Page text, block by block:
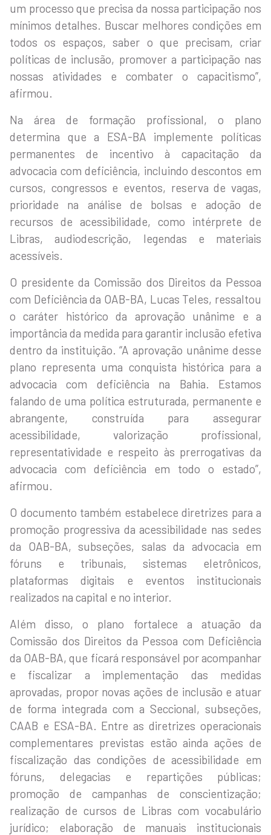
um processo que precisa da nossa participação nos
mínimos detalhes. Buscar melhores condições em
todos os espaços, saber o que precisam, criar
políticas de inclusão, promover a participação nas
nossas atividades e combater o capacitismo”,
afirmou.
Na área de formação profissional, o plano
determina que a ESA-BA implemente políticas
permanentes de incentivo à capacitação da
advocacia com deficiência, incluindo descontos em
cursos, congressos e eventos, reserva de vagas,
prioridade na análise de bolsas e adoção de
recursos de acessibilidade, como intérprete de
Libras, audiodescrição, legendas e materiais
acessíveis.
O presidente da Comissão dos Direitos da Pessoa
com Deficiência da OAB-BA, Lucas Teles, ressaltou
o caráter histórico da aprovação unânime e a
importância da medida para garantir inclusão efetiva
dentro da instituição. “A aprovação unânime desse
plano representa uma conquista histórica para a
advocacia com deficiência na Bahia. Estamos
falando de uma política estruturada, permanente e
abrangente, construída para assegurar
acessibilidade, valorização profissional,
representatividade e respeito às prerrogativas da
advocacia com deficiência em todo o estado”,
afirmou.
O documento também estabelece diretrizes para a
promoção progressiva da acessibilidade nas sedes
da OAB-BA, subseções, salas da advocacia em
fóruns e tribunais, sistemas eletrônicos,
plataformas digitais e eventos institucionais
realizados na capital e no interior.
Além disso, o plano fortalece a atuação da
Comissão dos Direitos da Pessoa com Deficiência
da OAB-BA, que ficará responsável por acompanhar
e fiscalizar a implementação das medidas
aprovadas, propor novas ações de inclusão e atuar
de forma integrada com a Seccional, subseções,
CAAB e ESA-BA. Entre as diretrizes operacionais
complementares previstas estão ainda ações de
fiscalização das condições de acessibilidade em
fóruns, delegacias e repartições públicas;
promoção de campanhas de conscientização;
realização de cursos de Libras com vocabulário
jurídico; elaboração de manuais institucionais